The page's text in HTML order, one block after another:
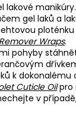
lakové manikúry.
gel laků a
Remover Wraps.
pohyby
k
Cuticle Oilpro
v